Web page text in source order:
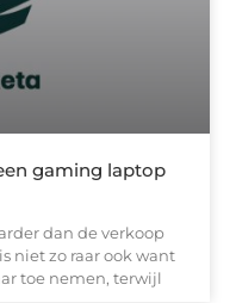
gaming laptop
dan de verkoop
niet zo raar ook want
toe nemen, terwijl